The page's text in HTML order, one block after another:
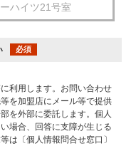
必須
利用します。お問い合わせ
を加盟店にメール等で提供
を外部に委託します。個人
場合、回答に支障が生じる
は〔個人情報問合せ窓口〕